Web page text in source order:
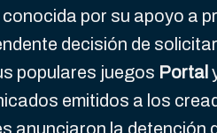
conocida por su apoyo a
decisión de
populares juegos Portal
emitidos a los
anunciaron la detención